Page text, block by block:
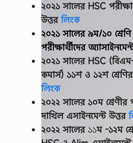
২০২১ সালের HSC
উত্তরলিংক
২০২১ সালের ৯ম/১০
পরীক্ষার্থীদের
২০২১ সালের HSC
কমার্স) ১১শ ও ১২শ
লিংক
২০২২ সালের ১০ম শ্রেণীর
দাখিল এসাইনমেন্ট উত্তর
২০২২ সালের১১ম -১২ম